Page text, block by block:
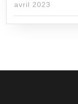
avril 2023